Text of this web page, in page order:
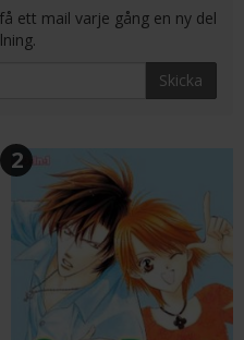
ett mail varje gång en ny del
Skicka
2